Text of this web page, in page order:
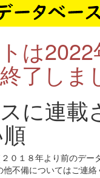
は2022
了しま
に連載
０１８年より前のデー
不備についてはご連絡